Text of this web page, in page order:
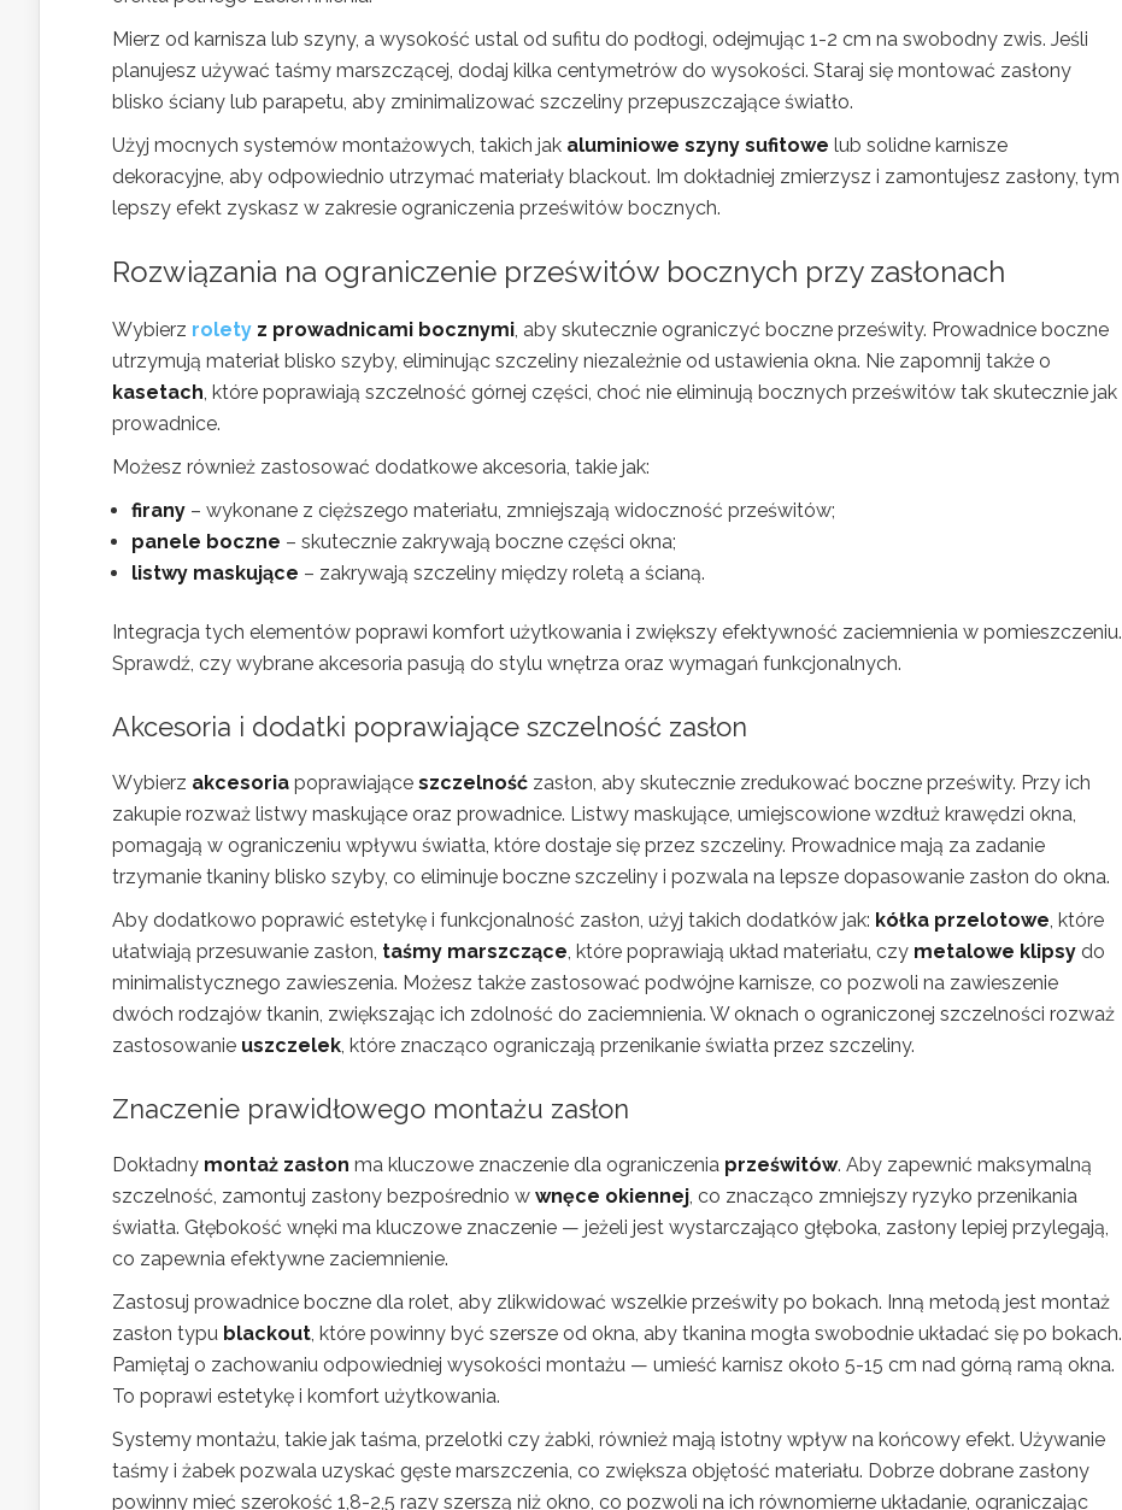
Mierz od karnisza lub szyny, a wysokość ustal od sufitu do podłogi, odejmując 1-2 cm na swobodny zwis. Jeśli
planujesz używać taśmy marszczącej, dodaj kilka centymetrów do wysokości. Staraj się montować zasłony
blisko ściany lub parapetu, aby zminimalizować szczeliny przepuszczające światło.
Użyj mocnych systemów montażowych, takich jak aluminiowe szyny sufitowe lub solidne karnisze
dekoracyjne, aby odpowiednio utrzymać materiały blackout. Im dokładniej zmierzysz i zamontujesz zasłony, tym
lepszy efekt zyskasz w zakresie ograniczenia prześwitów bocznych.
Rozwiązania na ograniczenie prześwitów bocznych przy zasłonach
Wybierz rolety z prowadnicami bocznymi , aby skutecznie ograniczyć boczne prześwity. Prowadnice boczne
utrzymują materiał blisko szyby, eliminując szczeliny niezależnie od ustawienia okna. Nie zapomnij także o
kasetach , które poprawiają szczelność górnej części, choć nie eliminują bocznych prześwitów tak skutecznie jak
prowadnice.
Możesz również zastosować dodatkowe akcesoria, takie jak:
firany – wykonane z cięższego materiału, zmniejszają widoczność prześwitów;
panele boczne – skutecznie zakrywają boczne części okna;
listwy maskujące – zakrywają szczeliny między roletą a ścianą.
Integracja tych elementów poprawi komfort użytkowania i zwiększy efektywność zaciemnienia w pomieszczeniu.
Sprawdź, czy wybrane akcesoria pasują do stylu wnętrza oraz wymagań funkcjonalnych.
Akcesoria i dodatki poprawiające szczelność zasłon
Wybierz akcesoria poprawiające szczelność zasłon, aby skutecznie zredukować boczne prześwity. Przy ich
zakupie rozważ listwy maskujące oraz prowadnice. Listwy maskujące, umiejscowione wzdłuż krawędzi okna,
pomagają w ograniczeniu wpływu światła, które dostaje się przez szczeliny. Prowadnice mają za zadanie
trzymanie tkaniny blisko szyby, co eliminuje boczne szczeliny i pozwala na lepsze dopasowanie zasłon do okna.
Aby dodatkowo poprawić estetykę i funkcjonalność zasłon, użyj takich dodatków jak: kółka przelotowe , które
ułatwiają przesuwanie zasłon, taśmy marszczące , które poprawiają układ materiału, czy metalowe klipsy do
minimalistycznego zawieszenia. Możesz także zastosować podwójne karnisze, co pozwoli na zawieszenie
dwóch rodzajów tkanin, zwiększając ich zdolność do zaciemnienia. W oknach o ograniczonej szczelności rozważ
zastosowanie uszczelek , które znacząco ograniczają przenikanie światła przez szczeliny.
Znaczenie prawidłowego montażu zasłon
Dokładny montaż zasłon ma kluczowe znaczenie dla ograniczenia prześwitów. Aby zapewnić maksymalną
szczelność, zamontuj zasłony bezpośrednio w wnęce okiennej , co znacząco zmniejszy ryzyko przenikania
światła. Głębokość wnęki ma kluczowe znaczenie — jeżeli jest wystarczająco głęboka, zasłony lepiej przylegają,
co zapewnia efektywne zaciemnienie.
Zastosuj prowadnice boczne dla rolet, aby zlikwidować wszelkie prześwity po bokach. Inną metodą jest montaż
zasłon typu blackout , które powinny być szersze od okna, aby tkanina mogła swobodnie układać się po bokach.
Pamiętaj o zachowaniu odpowiedniej wysokości montażu — umieść karnisz około 5-15 cm nad górną ramą okna.
To poprawi estetykę i komfort użytkowania.
Systemy montażu, takie jak taśma, przelotki czy żabki, również mają istotny wpływ na końcowy efekt. Używanie
taśmy i żabek pozwala uzyskać gęste marszczenia, co zwiększa objętość materiału. Dobrze dobrane zasłony
powinny mieć szerokość 1,8-2,5 razy szerszą niż okno, co pozwoli na ich równomierne układanie, ograniczając